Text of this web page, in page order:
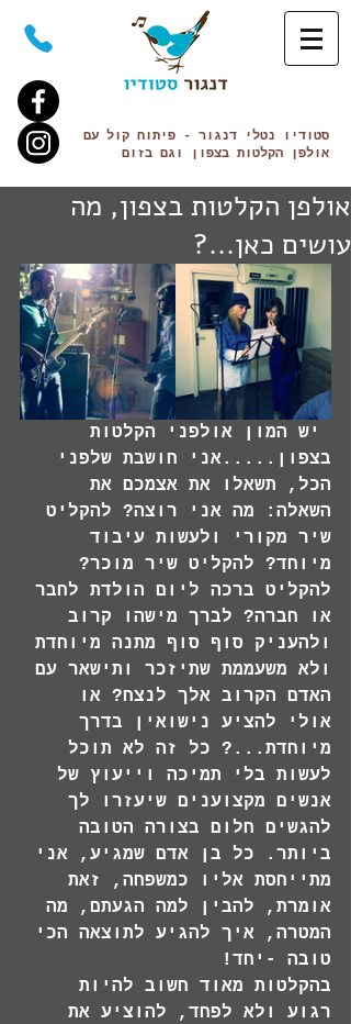
סטודיו נטלי דנגור - פיתוח קול עם
אולפן הקלטות בצפון וגם בזום
אולפן הקלטות בצפון, מה
עושים כאן...?
יש המון אולפני הקלטות
בצפון.....אני חושבת שלפני
הכל, תשאלו את אצמכם את
השאלה: מה אני רוצה? להקליט
שיר מקורי ולעשות עיבוד
מיוחד? להקליט שיר מוכר?
להקליט ברכה ליום הולדת לחבר
או חברה? לברך מישהו קרוב
ולהעניק סוף סוף מתנה מיוחדת
ולא משעממת שתיזכר ותישאר עם
האדם הקרוב אלך לנצח? או
אולי להציע נישואין בדרך
מיוחדת...? כל זה לא תוכל
לעשות בלי תמיכה וייעוץ של
אנשים מקצוענים שיעזרו לך
להגשים חלום בצורה הטובה
ביותר. כל בן אדם שמגיע, אני
מתייחסת אליו כמשפחה, זאת
אומרת, להבין למה הגעתם, מה
המטרה, איך להגיע לתוצאה הכי
טובה -יחד!
בהקלטות מאוד חשוב להיות
רגוע ולא לפחד, להוציע את